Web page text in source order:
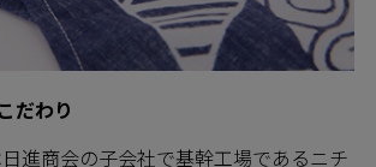
だわり
進商会の子会社で基幹工場であるニチ